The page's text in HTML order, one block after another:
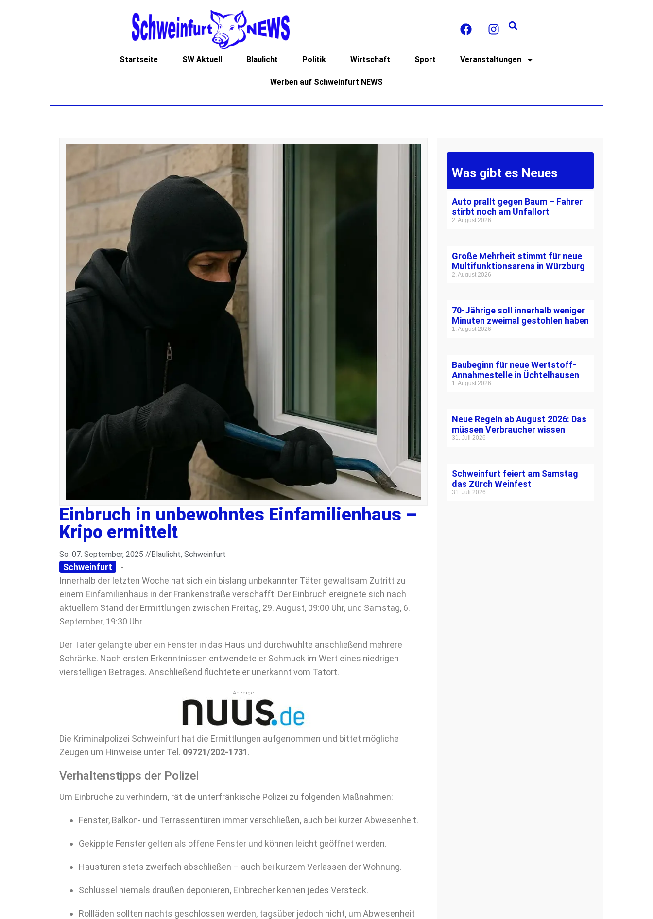
Startseite SW Aktuell Blaulicht Politik Wirtschaft Sport Veranstaltungen
Werben auf Schweinfurt NEWS
Einbruch in unbewohntes Einfamilienhaus –
Kripo ermittelt
So. 07. September, 2025 //Blaulicht, Schweinfurt
Schweinfurt
-
Innerhalb der letzten Woche hat sich ein bislang unbekannter Täter gewaltsam Zutritt zu
einem Einfamilienhaus in der Frankenstraße verschafft. Der Einbruch ereignete sich nach
aktuellem Stand der Ermittlungen zwischen Freitag, 29. August, 09:00 Uhr, und Samstag, 6.
September, 19:30 Uhr.
Der Täter gelangte über ein Fenster in das Haus und durchwühlte anschließend mehrere
Schränke. Nach ersten Erkenntnissen entwendete er Schmuck im Wert eines niedrigen
vierstelligen Betrages. Anschließend flüchtete er unerkannt vom Tatort.
Anzeige
Die Kriminalpolizei Schweinfurt hat die Ermittlungen aufgenommen und bittet mögliche
Zeugen um Hinweise unter Tel. 09721/202-1731.
Verhaltenstipps der Polizei
Um Einbrüche zu verhindern, rät die unterfränkische Polizei zu folgenden Maßnahmen:
Fenster, Balkon- und Terrassentüren immer verschließen, auch bei kurzer Abwesenheit.
Gekippte Fenster gelten als offene Fenster und können leicht geöffnet werden.
Haustüren stets zweifach abschließen – auch bei kurzem Verlassen der Wohnung.
Schlüssel niemals draußen deponieren, Einbrecher kennen jedes Versteck.
Rollläden sollten nachts geschlossen werden, tagsüber jedoch nicht, um Abwesenheit
Was gibt es Neues
Auto prallt gegen Baum – Fahrer
stirbt noch am Unfallort
2. August 2026
Große Mehrheit stimmt für neue
Multifunktionsarena in Würzburg
2. August 2026
70-Jährige soll innerhalb weniger
Minuten zweimal gestohlen haben
1. August 2026
Baubeginn für neue Wertstoff-
Annahmestelle in Üchtelhausen
1. August 2026
Neue Regeln ab August 2026: Das
müssen Verbraucher wissen
31. Juli 2026
Schweinfurt feiert am Samstag
das Zürch Weinfest
31. Juli 2026